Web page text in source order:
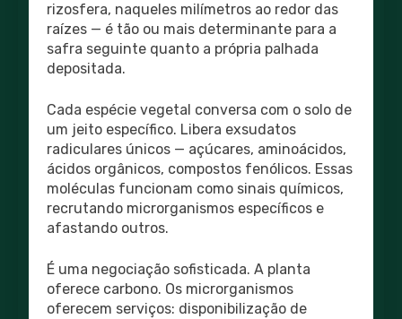
rizosfera, naqueles milímetros ao redor das
raízes — é tão ou mais determinante para a
safra seguinte quanto a própria palhada
depositada.
Cada espécie vegetal conversa com o solo de
um jeito específico. Libera exsudatos
radiculares únicos — açúcares, aminoácidos,
ácidos orgânicos, compostos fenólicos. Essas
moléculas funcionam como sinais químicos,
recrutando microrganismos específicos e
afastando outros.
É uma negociação sofisticada. A planta
oferece carbono. Os microrganismos
oferecem serviços: disponibilização de